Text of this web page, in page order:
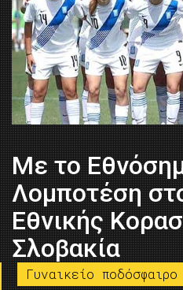
Με το
Λομποτέση
Εθνικής
Σλοβακία
Γυναικείο ποδόσφαιρο